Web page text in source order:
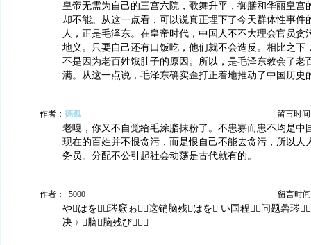
皇帝无需为自己的三宫六院，歌舞升平，御膳和华丽皇宫
却不能。从这一点看，可以说真正埋下了今天群体性事件
人，正是毛泽东。在皇帝时代，中国人不不大理会官员贪
地义。只要自己还有口饭吃，他们就不会造反。相比之下
不是因为老百姓饿肚子的原因。所以，是毛泽东教会了老
满。从这一点说，毛泽东确实歪打正着地推动了中国历史
作者： 德孤 留言时间
老嘎，你又不自觉给毛涂脂抹粉了。不患寡而患不均是中
现在的百姓并不恨贪污，而是恨自己不能去贪污，所以人
务员。分配不公引起社会动荡是古代就有的。
作者：_5000 留言时
やはを琌窽ゎ这销脑残はを い国程问题碞琌
决﹚脑脑残び